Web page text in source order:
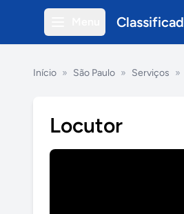
Início » São Paulo » Serviços »
Locutor